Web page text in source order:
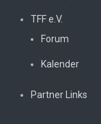
TFF e.V.
Forum
Kalender
Partner Links